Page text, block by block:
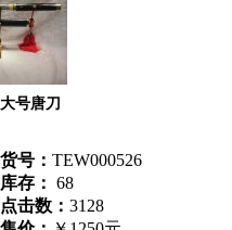
号唐刀
号： TEW000526
存： 68
击数： 3128